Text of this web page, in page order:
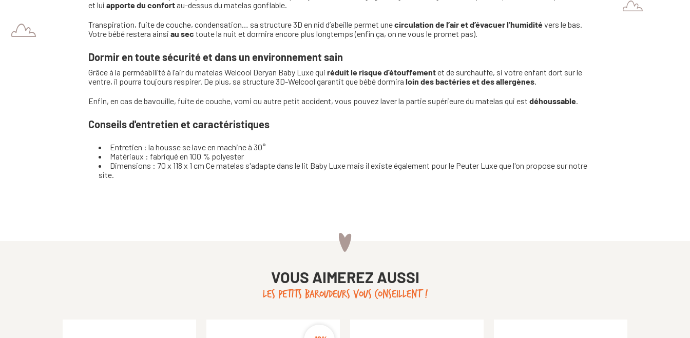
et lui apporte du confort au-dessus du matelas gonflable.
Transpiration, fuite de couche, condensation… sa structure 3D en nid d’abeille permet unecirculation de l’air et d’évacuer l’humiditévers le bas.
Votre bébé restera ainsi au sec toute la nuit et dormira encore plus longtemps (enfin ça, on ne vous le promet pas).
Dormir en toute sécurité et dans un environnement sain
Grâce à la perméabilité à l’air du matelas Welcool Deryan Baby Luxe qui réduit le risque d'étouffementet de surchauffe, si votre enfant dort sur le
ventre, il pourra toujours respirer. De plus, sa structure 3D-Welcool garantit que bébé dormira loin des bactéries et des allergènes
Enfin, en cas de bavouille, fuite de couche, vomi ou autre petit accident, vous pouvez laver la partie supérieure du matelas qui est déhoussable
Conseils d'entretien et caractéristiques
Entretien : la housse se lave en machine à 30°
Matériaux : fabriqué en 100 % polyester
Dimensions : 70 x 118 x 1 cm Ce matelas s'adapte dans le lit Baby Luxe mais il existe également pour le Peuter Luxe que l'on propose sur notre
site.
VOUS AIMEREZ AUSSI
LES PETITS BAROUDEURS VOUS CONSEILLENT !